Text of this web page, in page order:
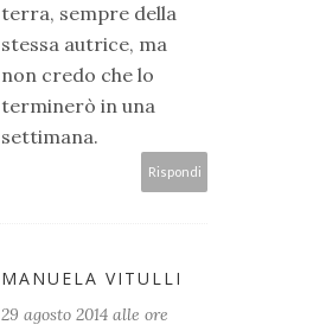
terra, sempre della
stessa autrice, ma
non credo che lo
terminerò in una
settimana.
Rispondi
MANUELA VITULLI
29 agosto 2014 alle ore